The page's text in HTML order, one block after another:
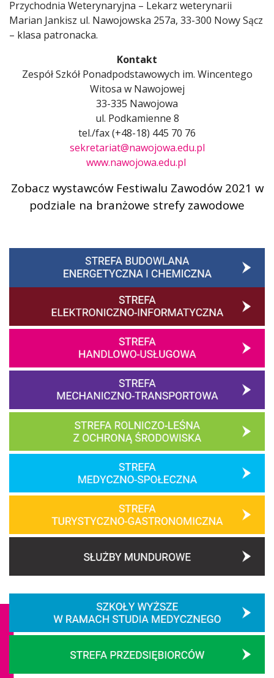
Przychodnia Weterynaryjna – Lekarz weterynarii
Marian Jankisz ul. Nawojowska 257a, 33-300 Nowy Sącz
– klasa patronacka.
Kontakt
Zespół Szkół Ponadpodstawowych im. Wincentego
Witosa w Nawojowej
33-335 Nawojowa
ul. Podkamienne 8
tel./fax (+48-18) 445 70 76
sekretariat@nawojowa.edu.pl
www.nawojowa.edu.pl
Zobacz wystawców Festiwalu Zawodów 2021 w
podziale na branżowe strefy zawodowe